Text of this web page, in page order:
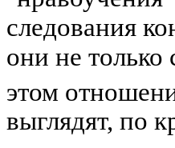
следования
они не только
этом
выглядят, по